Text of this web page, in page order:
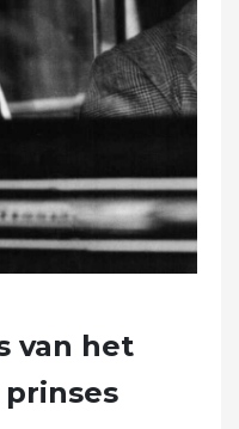
van het